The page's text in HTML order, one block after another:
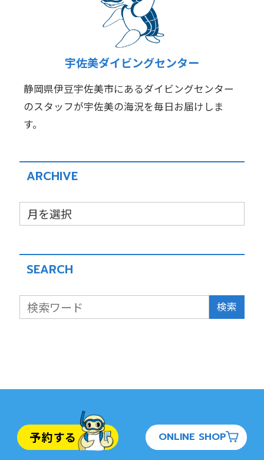
宇佐美ダイビングセンター
静岡県伊豆宇佐美市にあるダイビングセンター
のスタッフが宇佐美の海況を毎日お届けしま
す。
ARCHIVE
SEARCH
検索
予約する ONLINE SHOP